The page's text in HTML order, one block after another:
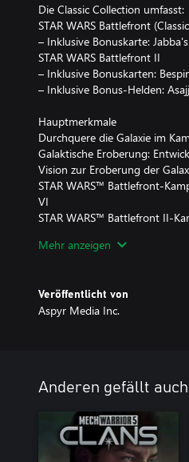
Die Classic Collection umfasst:
STAR WARS Battlefront
– Inklusive Bonuskarte:
STAR WARS Battlefront II
– Inklusive Bonuskarten:
– Inklusive Bonus-Helden:
Hauptmerkmale
Durchquere die Galaxie im
Galaktische Eroberung:
Vision zur Eroberung der
STAR WARS™ Battlefront-
VI
STAR WARS™ Battlefront II-
Action
– Steuere Kult-Fahrzeuge:
Hero Assault ist zum ersten
Kamino und Naboo
– Kämpfe mit Helden: Mace
– Kämpfe mit Schurken:
Mehr anzeigen
Veröffentlicht von
Aspyr Media Inc.
Anderen gefällt auch